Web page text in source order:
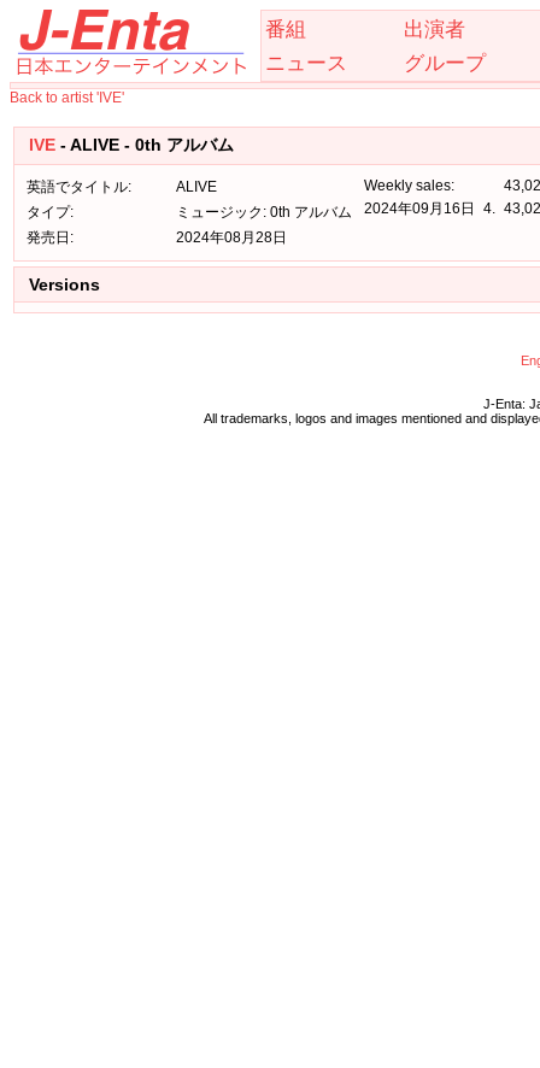
番組
出演者
ニュース
グループ
Back to artist 'IVE'
IVE - ALIVE - 0th アルバム
英語でタイトル:
ALIVE
タイプ:
ミュージック: 0th アルバム
発売日:
2024年08月28日
Weekly sales:
2024年09月16日
4.
Versions
J-Enta:
All trademarks, logos and images mentioned and